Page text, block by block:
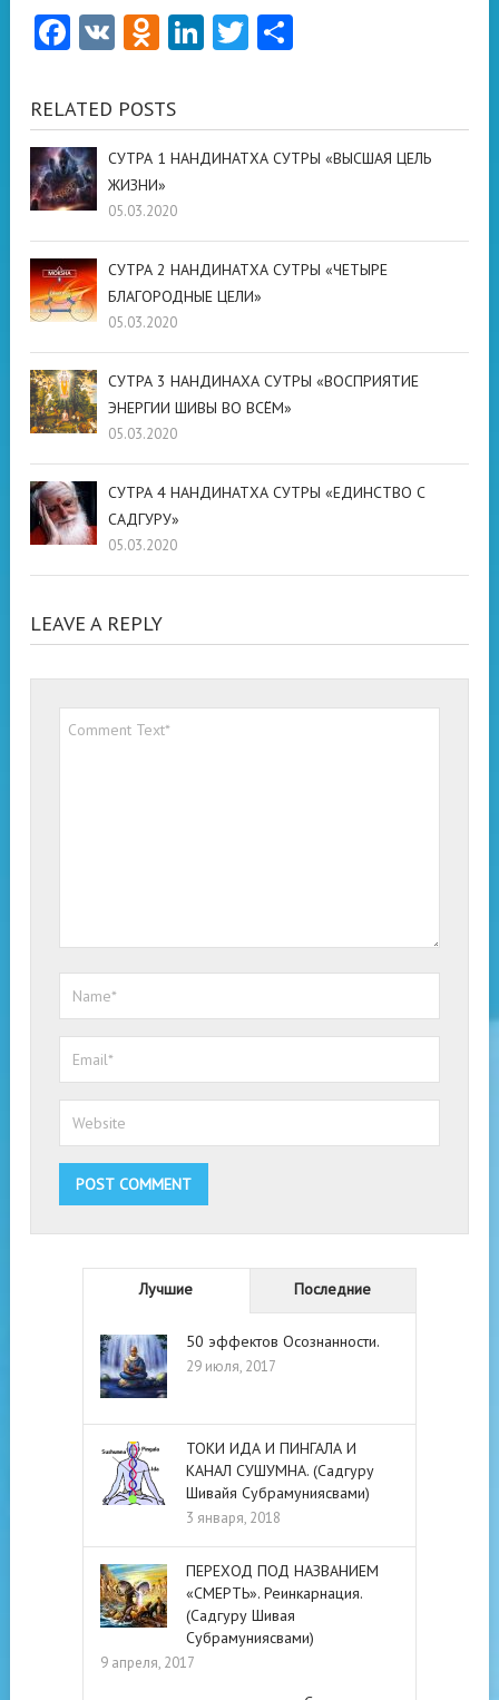
Facebook
VK Odnoklassniki
LinkedIn
Twitter
RELATED POSTS
СУТРА 1 НАНДИНАТХА СУТРЫ «ВЫСШАЯ ЦЕЛЬ
ЖИЗНИ»
05.03.2020
СУТРА 2 НАНДИНАТХА СУТРЫ «ЧЕТЫРЕ
БЛАГОРОДНЫЕ ЦЕЛИ»
05.03.2020
СУТРА 3 НАНДИНАХА СУТРЫ «ВОСПРИЯТИЕ
ЭНЕРГИИ ШИВЫ ВО ВСЁМ»
05.03.2020
СУТРА 4 НАНДИНАТХА СУТРЫ «ЕДИНСТВО С
САДГУРУ»
05.03.2020
LEAVE A REPLY
Лучшие Последние
50 эффектов Осознанности.
29 июля, 2017
ТОКИ ИДА И ПИНГАЛА И
КАНАЛ СУШУМНА. (Садгуру
Шивайя Субрамуниясвами)
3 января, 2018
ПЕРЕХОД ПОД НАЗВАНИЕМ
«СМЕРТЬ». Реинкарнация.
(Садгуру Шивая
Субрамуниясвами)
9 апреля, 2017